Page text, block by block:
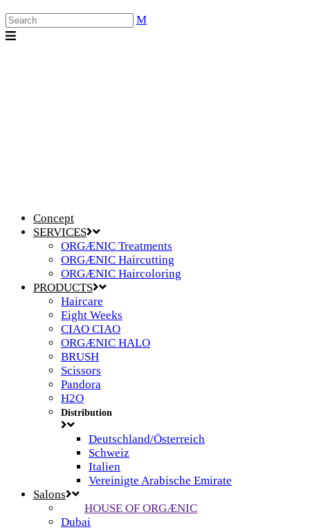
Concept
SERVICES
ORGÆNIC Treatments
ORGÆNIC Haircutting
ORGÆNIC Haircoloring
PRODUCTS
Haircare
Eight Weeks
CIAO CIAO
ORGÆNIC HALO
BRUSH
Scissors
Pandora
H2O
Distribution
Deutschland/Österreich
Schweiz
Italien
Vereinigte Arabische Emirate
Salons
HOUSE OF ORGÆNIC
Dubai